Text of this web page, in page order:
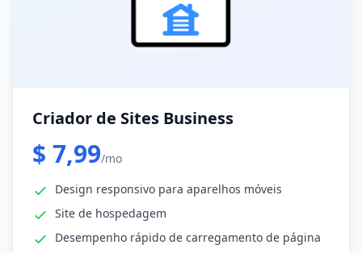
Criador de Sites Business
$ 7,99/mo
Design responsivo para aparelhos móveis
Site de hospedagem
Desempenho rápido de carregamento de página